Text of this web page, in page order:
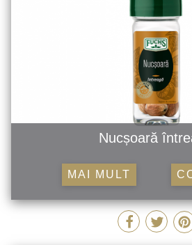
Nucșoară
MAI MULT